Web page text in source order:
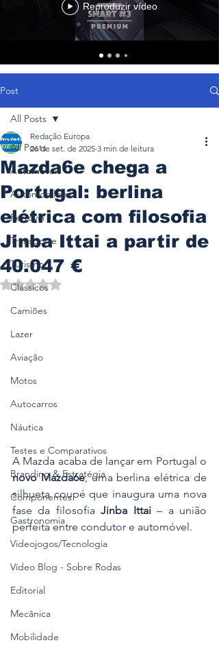
Reproduzir vídeo
Post
All Posts
Automóveis
Automobilismo
Ferrovia
Transporte
Turismo
Clássicos
Camiões
Lazer
Aviação
Motos
Autocarros
Náutica
Testes e Comparativos
Branding & Estratégia
Componentes
Gastronomia
Videojogos/Tecnologia
Vídeo Blog - Sobre Rodas
Editorial
Mecânica
Mobilidade
All Posts
Mazda6e chega a
Portugal: berlina
elétrica com filosofia
Jinba Ittai a partir de
40.047 €
Redação Europa
26 de set. de 2025 3 min de leitura
Avaliado com NaN de 5 estrelas.
novo Mazda6e, uma berlina elétrica de
silhueta coupé que inaugura uma nova
fase da filosofia Jinba Ittai – a união
perfeita entre condutor e automóvel.